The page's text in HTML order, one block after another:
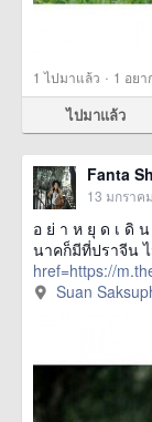
1 ไปมาแล้ว · 1 อยา
ไปมาแล้ว
Fanta
13 มกราค
อ ย่ า ห ยุ ด เ ดิ
นาคก็มีที่ปราจีน
href=https://
moreSuan